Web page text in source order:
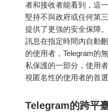
者和接收者能看到，這
堅持不與政府或任何第
提供了更強的安全保障
訊息在指定時間內自動
的使用者，Telegram的
私保護的一部分，使用
視匿名性的使用者的首選
Telegram的跨平